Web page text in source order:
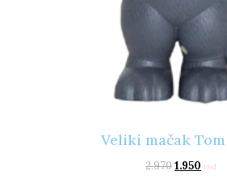
Veliki mačak
2.9701.950 rsd